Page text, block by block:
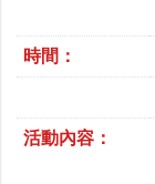
時間：
活動內容：